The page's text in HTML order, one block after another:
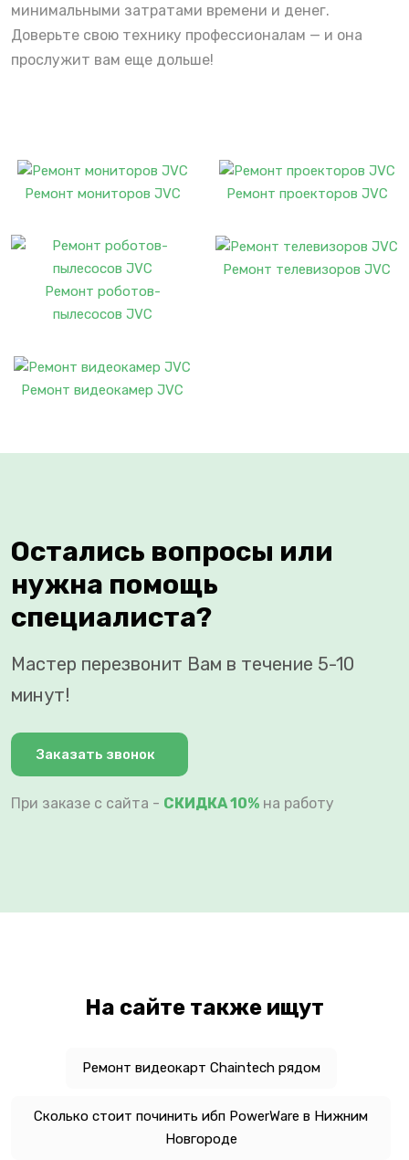
минимальными затратами времени и денег.
Доверьте свою технику профессионалам — и она
прослужит вам еще дольше!
Ремонт мониторов JVC Ремонт проекторов JVC
Ремонт роботов-
пылесосов JVC
Ремонт телевизоров JVC
Ремонт видеокамер JVC
Остались вопросы или
нужна помощь
специалиста?
Мастер перезвонит Вам в течение 5-10
минут!
Заказать звонок
При заказе с сайта - СКИДКА 10% на работу
На сайте также ищут
Ремонт видеокарт Chaintech рядом
Сколько стоит починить ибп PowerWare в Нижним
Новгороде